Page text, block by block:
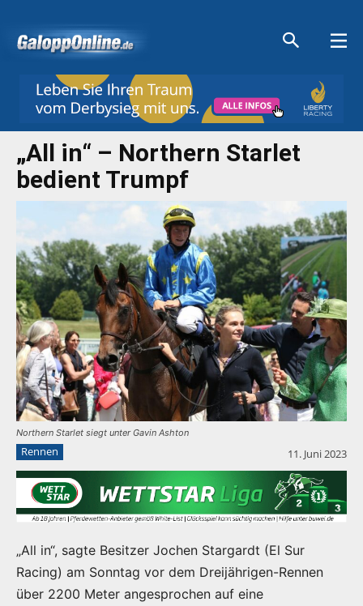
„All in“ – Northern Starlet
bedient Trumpf
Northern Starlet siegt unter Gavin Ashton
Rennen 11. Juni 2023
„All in“, sagte Besitzer Jochen Stargardt (El Sur
Racing) am Sonntag vor dem Dreijährigen-Rennen
über 2200 Meter angesprochen auf eine